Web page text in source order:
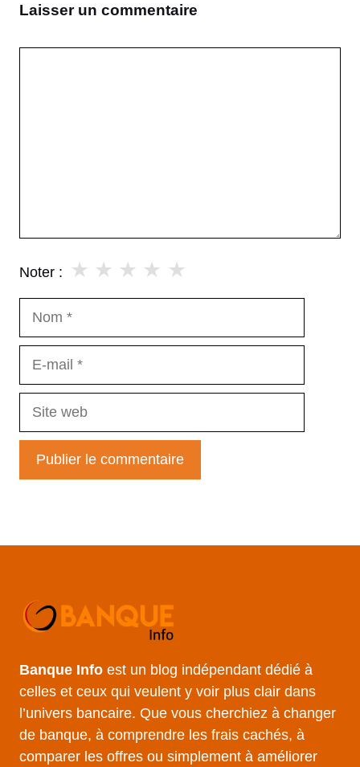
Laisser un commentaire
Noter : ★
★
★
★
★
Banque Info est un blog indépendant dédié à
celles et ceux qui veulent y voir plus clair dans
l’univers bancaire. Que vous cherchiez à changer
de banque, à comprendre les frais cachés, à
comparer les offres ou simplement à améliorer